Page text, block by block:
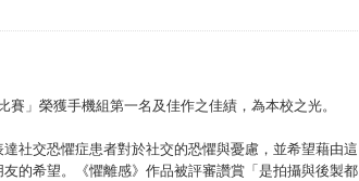
認證
」榮獲手機組第一名及佳作之佳績，為本校之光。
社交恐懼症患者對於社交的恐懼與憂慮，並希望藉由這
的希望。《懼離感》作品被評審讚賞「是拍攝與後製都